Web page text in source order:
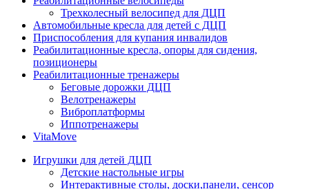
Трехколесный велосипед для ДЦП
Автомобильные кресла для детей с ДЦП
Приспособления для купания инвалидов
Реабилитационные кресла, опоры для сидения,
позиционеры
Реабилитационные тренажеры
Беговые дорожки ДЦП
Велотренажеры
Виброплатформы
Иппотренажеры
VitaMove
Игрушки для детей ДЦП
Детские настольные игры
Интерактивные столы, доски,панели, сенсор